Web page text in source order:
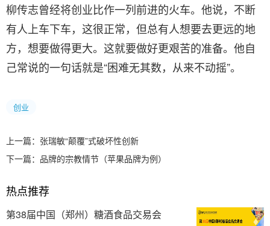
柳传志曾经将创业比作一列前进的火车。他说，不断
有人上车下车，这很正常，但总有人想要去更远的地
方，想要做得更大。这就要做好更艰苦的准备。他自
己常说的一句话就是“困难无其数，从来不动摇”。
创业
上一篇： 张瑞敏“颠覆”式破坏性创新
下一篇： 品牌的宗教情节（苹果品牌为例）
热点推荐
第38届中国（郑州）糖酒食品交易会